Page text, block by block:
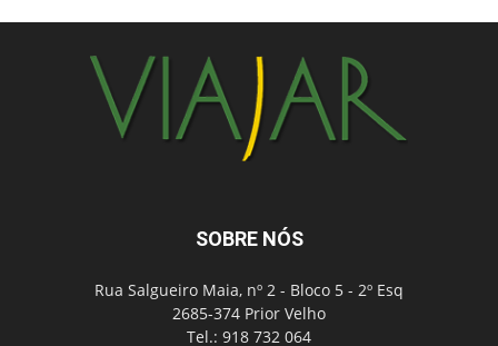
SOBRE NÓS
Rua Salgueiro Maia, nº 2 - Bloco 5 - 2º Esq
2685-374 Prior Velho
Tel.: 918 732 064